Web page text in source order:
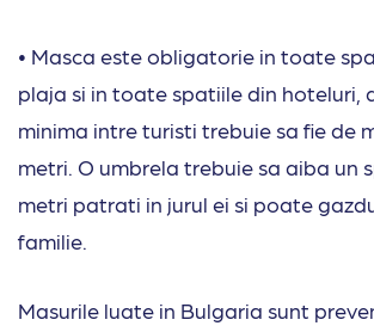
• Masca este obligatorie in toate
plaja si in toate spatiile din hoteluri,
minima intre turisti trebuie sa fie de
metri. O umbrela trebuie sa aiba un
metri patrati in jurul ei si poate
familie.
Masurile luate in Bulgaria sunt